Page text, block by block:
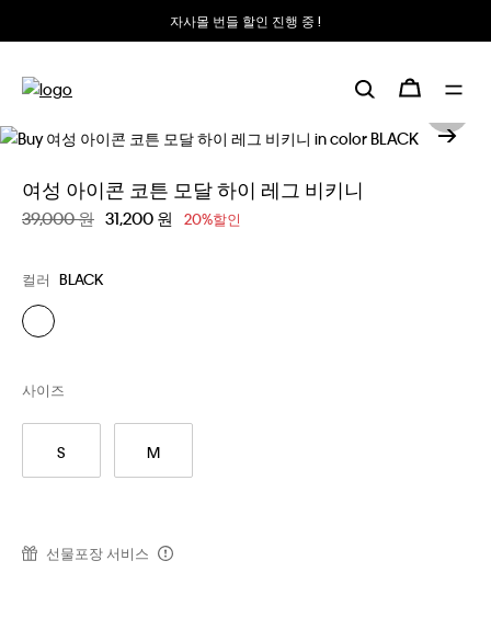
자사몰 번들 할인 진행 중 !
여성 아이콘 코튼 모달 하이 레그 비키니
할인 전 가격
39,000 원 할인된 가격
31,200 원 20%할인
컬러 BLACK
S M
사이즈
선물포장 서비스